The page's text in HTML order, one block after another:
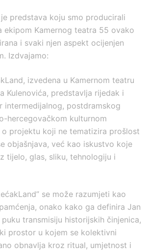
predstava koju smo producirali
ekipom Kamernog teatra 55 ovako
i svaki njen aspekt ocijenjen
Izdvajamo:
izvedena u Kamernom teatru
Kulenovića, predstavlja rijedak i
intermedijalnog, postdramskog
hercegovačkom kulturnom
o projektu koji ne tematizira prošlost
objašnjava, već kao iskustvo koje
tijelo, glas, sliku, tehnologiju i
se može razumjeti kao
onako kako ga definira Jan
puku transmisiju historijskih činjenica,
prostor u kojem se kolektivni
obnavlja kroz ritual, umjetnost i